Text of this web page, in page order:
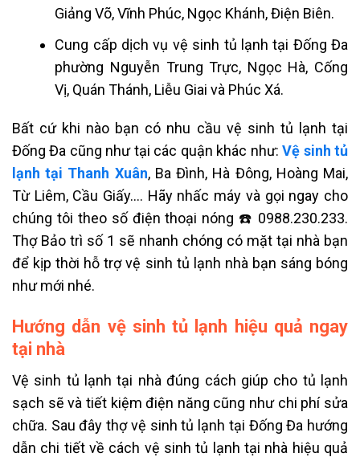
Giảng Võ, Vĩnh Phúc, Ngọc Khánh, Điện Biên.
Cung cấp dịch vụ vệ sinh tủ lạnh tại Đống Đa
phường Nguyễn Trung Trực, Ngọc Hà, Cống
Vị, Quán Thánh, Liễu Giai và Phúc Xá.
Bất cứ khi nào bạn có nhu cầu vệ sinh tủ lạnh tại
Đống Đa cũng như tại các quận khác như:Vệ sinh tủ
lạnh tại Thanh Xuân, Ba Đình, Hà Đông, Hoàng Mai,
Từ Liêm, Cầu Giấy…. Hãy nhấc máy và gọi ngay cho
chúng tôi theo số điện thoại nóng ☎️ 0988.230.233.
Thợ Bảo trì số 1 sẽ nhanh chóng có mặt tại nhà bạn
để kịp thời hỗ trợ vệ sinh tủ lạnh nhà bạn sáng bóng
như mới nhé.
Hướng dẫn vệ sinh tủ lạnh hiệu quả ngay
tại nhà
Vệ sinh tủ lạnh tại nhà đúng cách giúp cho tủ lạnh
sạch sẽ và tiết kiệm điện năng cũng như chi phí sửa
chữa. Sau đâythợ vệ sinh tủ lạnh tại Đống Đa hướng
dẫn chi tiết về cách vệ sinh tủ lạnh tại nhà hiệu quả